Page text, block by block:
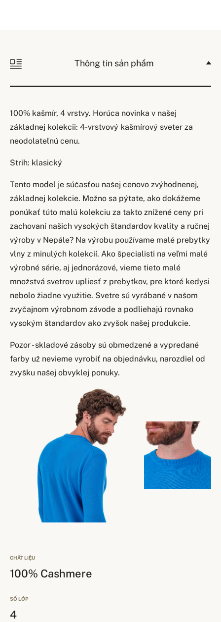
Thông tin sản phẩm
100% kašmír, 4 vrstvy. Horúca novinka v našej
základnej kolekcii: 4-vrstvový kašmírový sveter za
neodolateľnú cenu.
Strih: klasický
Tento model je súčasťou našej cenovo zvýhodnenej,
základnej kolekcie. Možno sa pýtate, ako dokážeme
ponúkať túto malú kolekciu za takto znížené ceny pri
zachovaní našich vysokých štandardov kvality a ručnej
výroby v Nepále? Na výrobu používame malé prebytky
vlny z minulých kolekcií. Ako špecialisti na veľmi malé
výrobné série, aj jednorázové, vieme tieto malé
množstvá svetrov upliesť z prebytkov, pre ktoré kedysi
nebolo žiadne využitie. Svetre sú vyrábané v našom
zvyčajnom výrobnom závode a podliehajú rovnako
vysokým štandardov ako zvyšok našej produkcie.
Pozor - skladové zásoby sú obmedzené a vypredané
farby už nevieme vyrobiť na objednávku, narozdiel od
zvyšku našej obvyklej ponuky.
CHẤT LIỆU
100% Cashmere
SỐ LỚP
4